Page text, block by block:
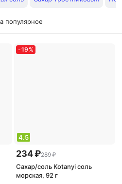
популярное
-19 %
4.5
234 ₽289 ₽
Сахар/соль Kotanyi соль
морская, 92 г